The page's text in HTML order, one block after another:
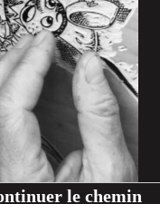
le chemin